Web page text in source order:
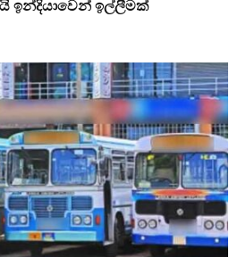
ඉන්දියාවෙන් ඉල්ලීමක්